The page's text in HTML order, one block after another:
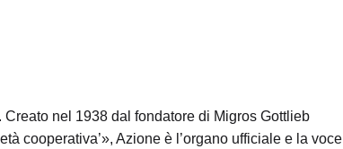
nel 1938 dal fondatore di Migros Gottlieb
cooperativa’», Azione è l’organo ufficiale e la voce